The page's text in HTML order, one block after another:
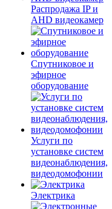
Распродажа IP и
AHD видеокамер
Спутниковое и
эфирное
оборудование
Услуги по
установке систем
видеонаблюдения,
видеодомофонии
Электрика